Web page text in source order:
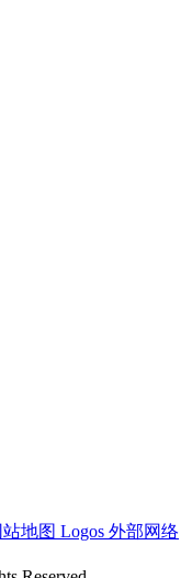
站地图 Logos 外部网络